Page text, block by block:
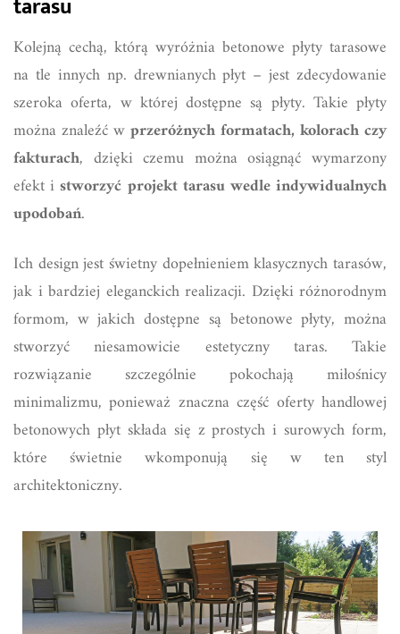
tarasu
Kolejną cechą, którą wyróżnia betonowe płyty tarasowe
na tle innych np. drewnianych płyt – jest zdecydowanie
szeroka oferta, w której dostępne są płyty. Takie płyty
można znaleźć wprzeróżnych formatach, kolorach czy
fakturach, dzięki czemu można osiągnąć wymarzony
efekt istworzyć projekt tarasu wedle indywidualnych
upodobań.
Ich design jest świetny dopełnieniem klasycznych tarasów,
jak i bardziej eleganckich realizacji. Dzięki różnorodnym
formom, w jakich dostępne są betonowe płyty, można
stworzyć niesamowicie estetyczny taras. Takie
rozwiązanie szczególnie pokochają miłośnicy
minimalizmu, ponieważ znaczna część oferty handlowej
betonowych płyt składa się z prostych i surowych form,
które świetnie wkomponują się w ten styl
architektoniczny.